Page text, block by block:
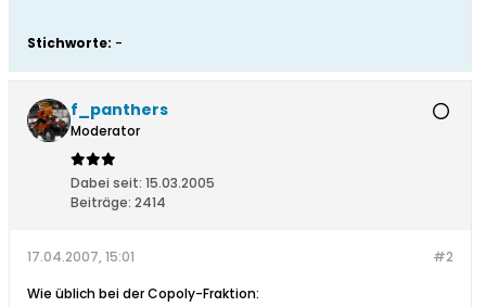
Stichworte: -
f_panthers
Moderator
Dabei seit: 15.03.2005
Beiträge: 2414
#2
17.04.2007, 15:01
Wie üblich bei der Copoly-Fraktion: